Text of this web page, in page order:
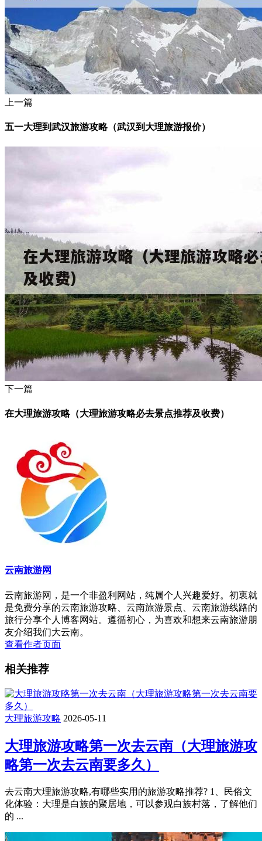
上一篇
五一大理到武汉旅游攻略（武汉到大理旅游报价）
下一篇
在大理旅游攻略（大理旅游攻略必去景点推荐及收费）
云南旅游网
云南旅游网，是一个非盈利网站，纯属个人兴趣爱好。初衷就
是免费分享的云南旅游攻略、云南旅游景点、云南旅游线路的
旅行分享个人博客网站。遵循初心，为喜欢和想来云南旅游朋
友介绍我们大云南。
查看作者页面
相关推荐
大理旅游攻略 2026-05-11
大理旅游攻略第一次去云南（大理旅游攻
略第一次去云南要多久）
去云南大理旅游攻略,有哪些实用的旅游攻略推荐? 1、民俗文
化体验：大理是白族的聚居地，可以参观白族村落，了解他们
的 ...